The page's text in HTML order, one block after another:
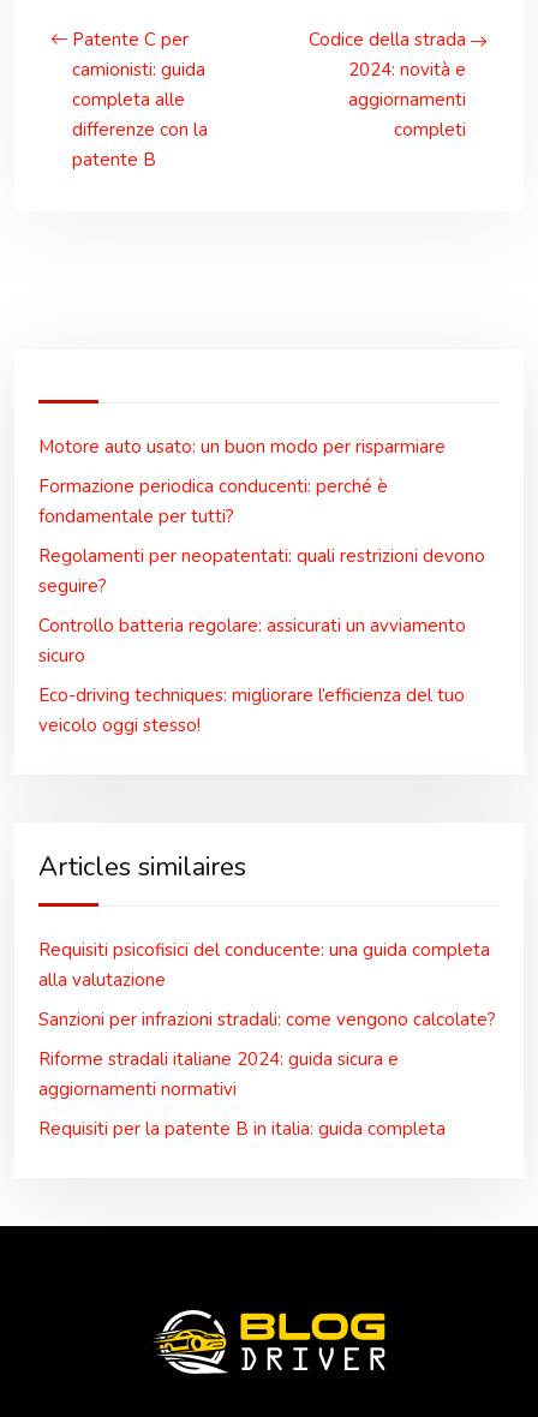
Patente C per
camionisti: guida
completa alle
differenze con la
patente B
Codice della strada
2024: novità e
aggiornamenti
completi
Motore auto usato: un buon modo per risparmiare
Formazione periodica conducenti: perché è
fondamentale per tutti?
Regolamenti per neopatentati: quali restrizioni devono
seguire?
Controllo batteria regolare: assicurati un avviamento
sicuro
Eco-driving techniques: migliorare l’efficienza del tuo
veicolo oggi stesso!
Articles similaires
Requisiti psicofisici del conducente: una guida completa
alla valutazione
Sanzioni per infrazioni stradali: come vengono calcolate?
Riforme stradali italiane 2024: guida sicura e
aggiornamenti normativi
Requisiti per la patente B in italia: guida completa